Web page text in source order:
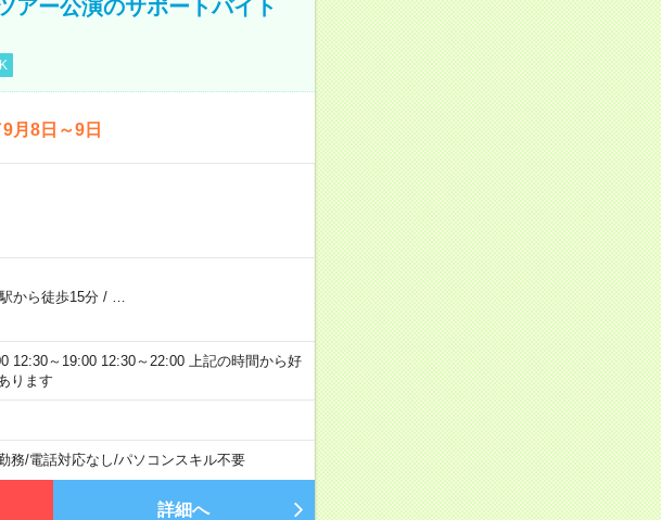
アー公演のサポートバイト
月8日～9日
から徒歩15分/
12:30～19:00 12:30～22:00 上記の時間から好
ります
務/電話対応なし/パソコンスキル不要
詳細へ